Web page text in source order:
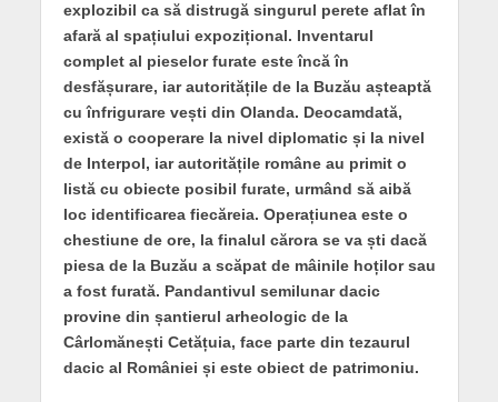
explozibil ca să distrugă singurul perete aflat în
afară al spațiului expozițional. Inventarul
complet al pieselor furate este încă în
desfășurare, iar autoritățile de la Buzău așteaptă
cu înfrigurare vești din Olanda. Deocamdată,
există o cooperare la nivel diplomatic și la nivel
de Interpol, iar autoritățile române au primit o
listă cu obiecte posibil furate, urmând să aibă
loc identificarea fiecăreia. Operațiunea este o
chestiune de ore, la finalul cărora se va ști dacă
piesa de la Buzău a scăpat de mâinile hoților sau
a fost furată. Pandantivul semilunar dacic
provine din șantierul arheologic de la
Cârlomănești Cetățuia, face parte din tezaurul
dacic al României și este obiect de patrimoniu.